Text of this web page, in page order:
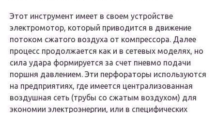
Этот инструмент имеет в своем устройстве
электромотор, который приводится в движение
потоком сжатого воздуха от компрессора. Далее
процесс продолжается как и в сетевых моделях, но
сила удара формируется за счет пневмо подачи
поршня давлением. Эти перфораторы используются
на предприятиях, где имеется централизованная
воздушная сеть (трубы со сжатым воздухом) для
экономии электроэнергии, или в специфических